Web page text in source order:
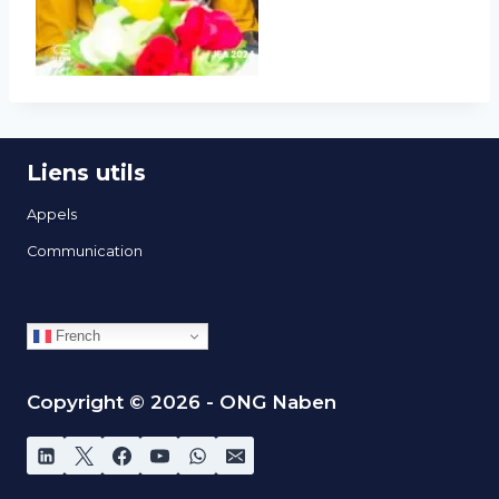
Copyright © 2026 - ONG Naben
Liens utils
Appels
Communication
French